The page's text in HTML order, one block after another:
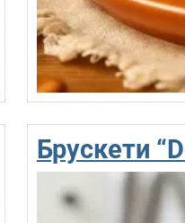
Брускети